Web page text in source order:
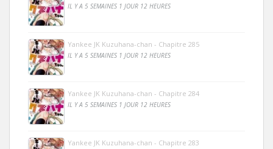
IL Y A 5 SEMAINES 1 JOUR 12 HEURES
Yankee JK Kuzuhana-chan - Chapitre 285
IL Y A 5 SEMAINES 1 JOUR 12 HEURES
Yankee JK Kuzuhana-chan - Chapitre 284
IL Y A 5 SEMAINES 1 JOUR 12 HEURES
Yankee JK Kuzuhana-chan - Chapitre 283